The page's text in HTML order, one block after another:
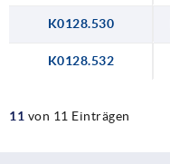
K0128.530
K0128.532
11 von 11 Einträgen